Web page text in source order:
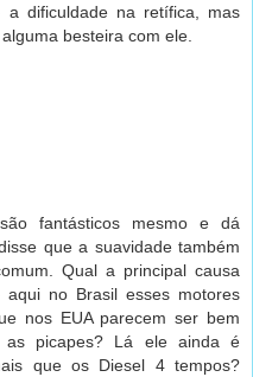
dificuldade na retífica, mas
besteira com ele.
fantásticos mesmo e dá
que a suavidade também
Qual a principal causa
no Brasil esses motores
nos EUA parecem ser bem
as picapes? Lá ele ainda é
que os Diesel 4 tempos?